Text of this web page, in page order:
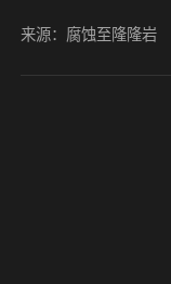
来源：腐蚀至隆隆岩